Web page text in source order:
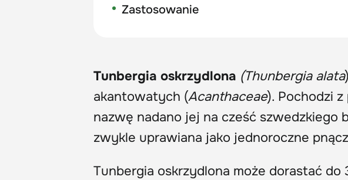
Zastosowanie
Tunbergia oskrzydlona (Thunbergia alata
akantowatych (Acanthaceae). Pochodzi
nazwę nadano jej na cześć szwedzkiego
zwykle uprawiana jako jednoroczne
Tunbergia oskrzydlona może dorastać do